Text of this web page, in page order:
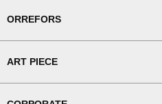
ORREFORS
ART PIECE